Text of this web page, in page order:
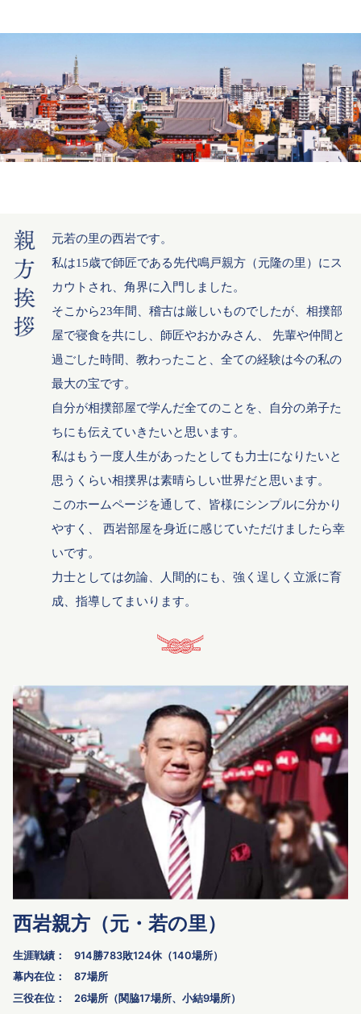
元若の里の西岩です。
私は15歳で師匠である先代鳴戸親方（元隆の里）にス
カウトされ、角界に入門しました。
そこから23年間、稽古は厳しいものでしたが、相撲部
屋で寝食を共にし、師匠やおかみさん、
先輩や仲間と
過ごした時間、教わったこと、全ての経験は今の私の
最大の宝です。
自分が相撲部屋で学んだ全てのことを、自分の弟子た
ちにも伝えていきたいと思います。
私はもう一度人生があったとしても力士になりたいと
思うくらい相撲界は素晴らしい世界だと思います。
このホームページを通して、皆様にシンプルに分かり
やすく、
西岩部屋を身近に感じていただけましたら幸
いです。
力士としては勿論、人間的にも、強く逞しく立派に育
成、指導してまいります。
西岩親方（元・若の里）
生涯戦績：
914勝783敗124休（140場所）
幕内在位：
87場所
三役在位：
26場所（関脇17場所、小結9場所）